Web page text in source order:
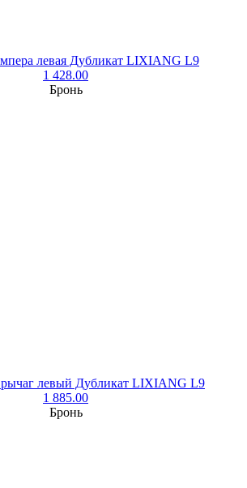
левая Дубликат LIXIANG L9
1 428.00
Бронь
левый Дубликат LIXIANG L9
1 885.00
Бронь